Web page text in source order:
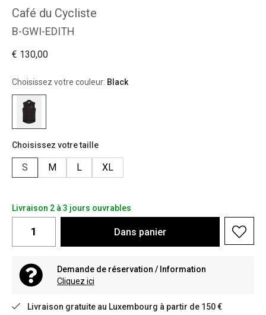
Café du Cycliste
B-GWI-EDITH
€ 130,00
Choisissez votre couleur: Black
Choisissez votre taille
S M L XL
Livraison 2 à 3 jours ouvrables
Dans panier
Demande de réservation / Information
Cliquez ici
Livraison gratuite au Luxembourg à partir de 150 €